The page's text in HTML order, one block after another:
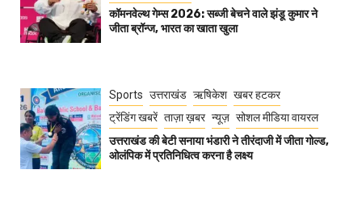
कॉमनवेल्थ गेम्स 2026: सब्जी बेचने वाले झंडू कुमार ने
जीता ब्रॉन्ज, भारत का खाता खुला
Sports उत्तराखंड ऋषिकेश खबर हटकर
ट्रेंडिंग खबरें ताज़ा ख़बर न्यूज़ सोशल मीडिया वायरल
उत्तराखंड की बेटी सनाया भंडारी ने तीरंदाजी में जीता गोल्ड,
ओलंपिक में प्रतिनिधित्व करना है लक्ष्य